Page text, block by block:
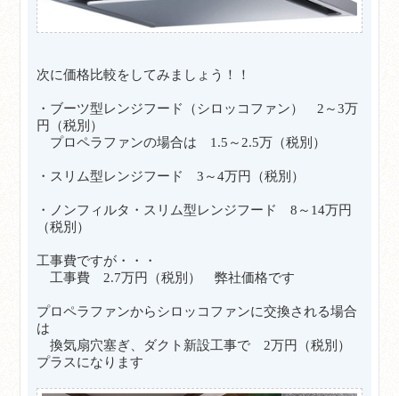
次に価格比較をしてみましょう！！
・ブーツ型レンジフード（シロッコファン） 2～3万
円（税別）
プロペラファンの場合は 1.5～2.5万（税別）
・スリム型レンジフード 3～4万円（税別）
・ノンフィルタ・スリム型レンジフード 8～14万円
（税別）
工事費ですが・・・
工事費 2.7万円（税別） 弊社価格です
プロペラファンからシロッコファンに交換される場合
は
換気扇穴塞ぎ、ダクト新設工事で 2万円（税別）
プラスになります